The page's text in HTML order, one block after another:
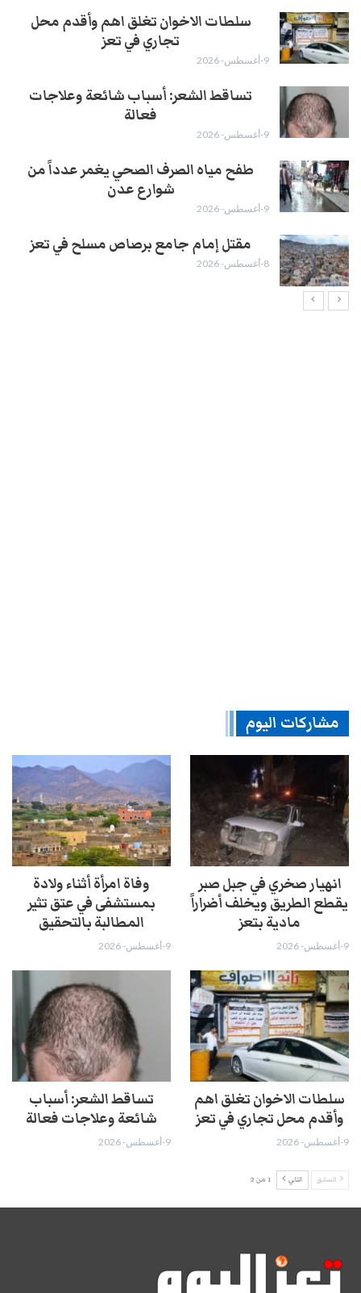
سلطات الاخوان تغلق اهم وأقدم محل
تجاري في تعز
9-أغسطس- 2026
تساقط الشعر: أسباب شائعة وعلاجات
فعالة
9-أغسطس- 2026
طفح مياه الصرف الصحي يغمر عدداً من
شوارع عدن
9-أغسطس- 2026
مقتل إمام جامع برصاص مسلح في تعز
8-أغسطس- 2026
مشاركات اليوم
انهيار صخري في جبل صبر
يقطع الطريق ويخلف أضراراً
مادية بتعز
9-أغسطس- 2026
وفاة امرأة أثناء ولادة
بمستشفى في عتق تثير
المطالبة بالتحقيق
9-أغسطس- 2026
سلطات الاخوان تغلق اهم
وأقدم محل تجاري في تعز
9-أغسطس- 2026
تساقط الشعر: أسباب
شائعة وعلاجات فعالة
9-أغسطس- 2026
السابق التالي 1 من 2